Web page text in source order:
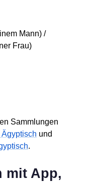
Mann) /
Frau)
Sammlungen
und
.
mit App,